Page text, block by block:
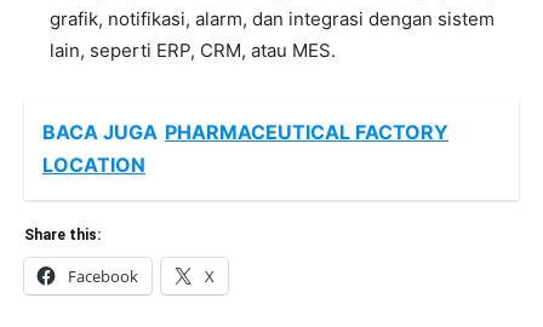
grafik, notifikasi, alarm, dan integrasi dengan sistem
lain, seperti ERP, CRM, atau MES.
BACA JUGA PHARMACEUTICAL FACTORY
LOCATION
Share this:
Facebook X